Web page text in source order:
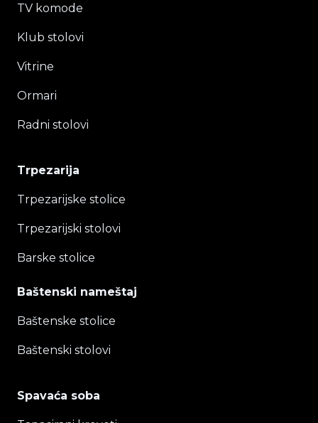
TV komode
Klub stolovi
Vitrine
Ormari
Radni stolovi
Trpezarija
Trpezarijske stolice
Trpezarijski stolovi
Barske stolice
Baštenski nameštaj
Baštenske stolice
Baštenski stolovi
Spavaća soba